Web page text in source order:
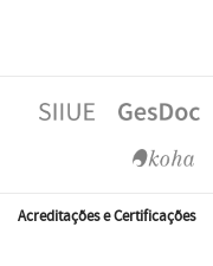
Acreditações e Certificações